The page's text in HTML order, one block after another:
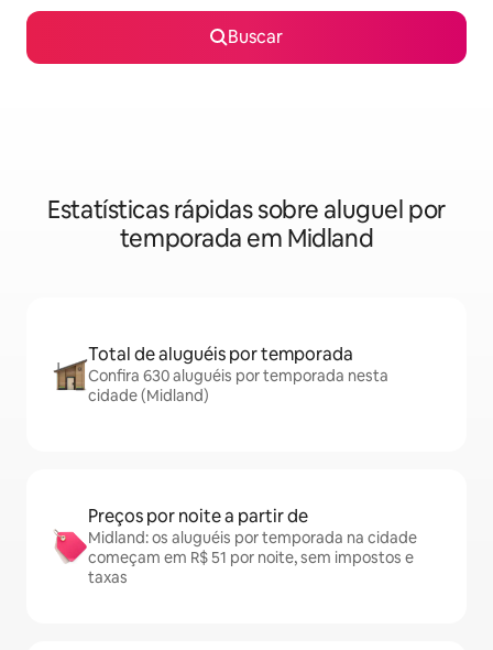
Buscar
Estatísticas rápidas sobre aluguel por
temporada em Midland
Total de aluguéis por temporada
Confira 630 aluguéis por temporada nesta
cidade (Midland)
Preços por noite a partir de
Midland: os aluguéis por temporada na cidade
começam em R$ 51 por noite, sem impostos e
taxas